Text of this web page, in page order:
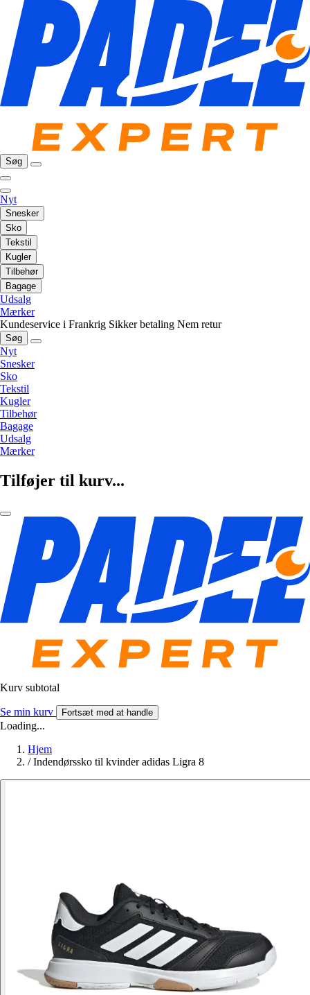
Søg
Nyt
Snesker
Sko
Tekstil
Kugler
Tilbehør
Bagage
Udsalg
Mærker
Kundeservice i Frankrig Sikker betaling Nem retur
Søg
Nyt
Snesker
Sko
Tekstil
Kugler
Tilbehør
Bagage
Udsalg
Mærker
Tilføjer til kurv...
Kurv subtotal
Se min kurv Fortsæt med at handle
Loading...
Hjem
/ Indendørssko til kvinder adidas Ligra 8